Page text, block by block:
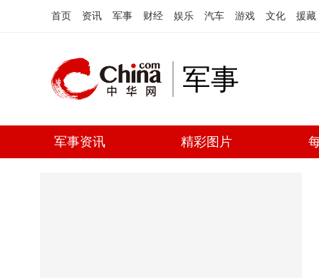
首页 资讯 军事 财经 娱乐 汽车 游戏 文化 援藏
军事
军事资讯 精彩图片